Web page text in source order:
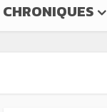
CHRONIQUES